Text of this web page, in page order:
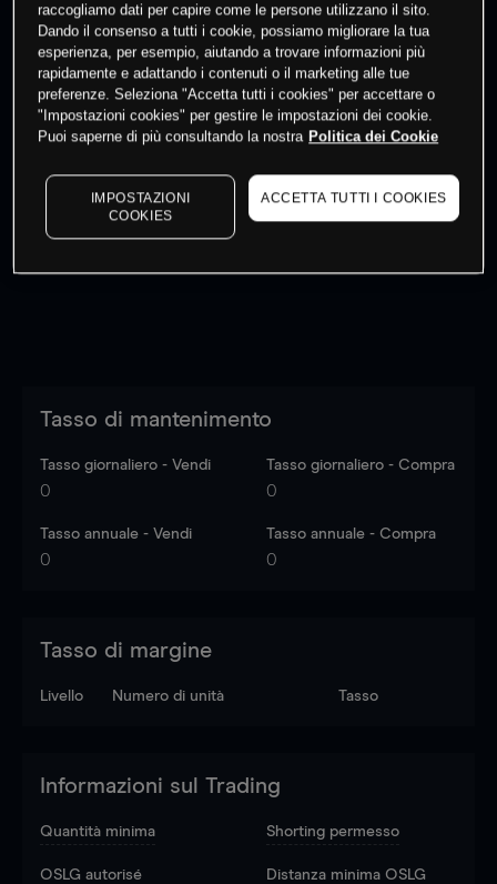
Fai trading
I prezzi sono solo indicativi. Accediper vedere gli ultimi
dati di mercato
to see latest market data
Tasso di mantenimento
Tasso giornaliero - Vendi
0
Tasso giornaliero - Compra
0
Tasso annuale - Vendi
0
Tasso annuale - Compra
0
Tasso di margine
Livello Numero di unità Tasso
Informazioni sul Trading
Quantità minima Shorting permesso
OSLG autorisé Distanza minima OSLG
raccogliamo dati per capire come le persone utilizzano il sito.
Dando il consenso a tutti i cookie, possiamo migliorare la tua
esperienza, per esempio, aiutando a trovare informazioni più
rapidamente e adattando i contenuti o il marketing alle tue
preferenze. Seleziona "Accetta tutti i cookies" per accettare o
"Impostazioni cookies" per gestire le impostazioni dei cookie.
Puoi saperne di più consultando la nostra Politica dei Cookie
IMPOSTAZIONI
COOKIES
ACCETTA TUTTI I COOKIES